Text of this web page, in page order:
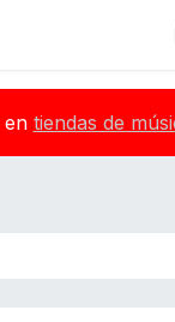
en tiendas de